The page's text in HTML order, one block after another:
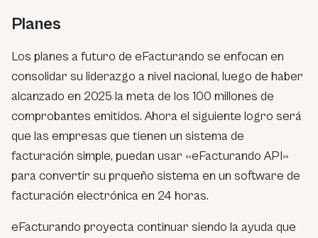
Planes
Los planes a futuro de eFacturando se enfocan en
consolidar su liderazgo a nivel nacional, luego de haber
alcanzado en 2025 la meta de los 100 millones de
comprobantes emitidos. Ahora el siguiente logro será
que las empresas que tienen un sistema de
facturación simple, puedan usar «eFacturando API»
para convertir su prqueño sistema en un software de
facturación electrónica en 24 horas.
eFacturando proyecta continuar siendo la ayuda que